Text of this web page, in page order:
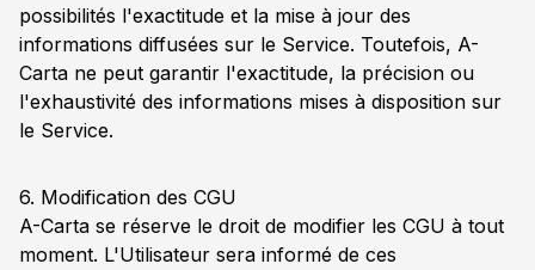
possibilités l'exactitude et la mise à jour des
informations diffusées sur le Service. Toutefois, A-
Carta ne peut garantir l'exactitude, la précision ou
l'exhaustivité des informations mises à disposition sur
le Service.
6. Modification des CGU
A-Carta se réserve le droit de modifier les CGU à tout
moment. L'Utilisateur sera informé de ces